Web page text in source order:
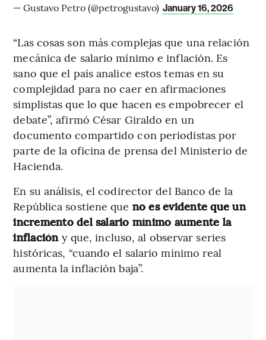
— Gustavo Petro (@petrogustavo) January 16, 2026
“Las cosas son más complejas que una relación
mecánica de salario mínimo e inflación. Es
sano que el país analice estos temas en su
complejidad para no caer en afirmaciones
simplistas que lo que hacen es empobrecer el
debate”, afirmó César Giraldo en un
documento compartido con periodistas por
parte de la oficina de prensa del Ministerio de
Hacienda.
En su análisis, el codirector del Banco de la
República sostiene que no es evidente que un
incremento del salario mínimo aumente la
inflacióny que, incluso, al observar series
históricas, “cuando el salario mínimo real
aumenta la inflación baja”.